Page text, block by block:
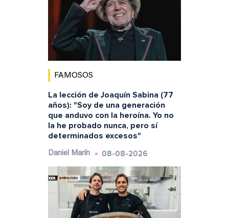
FAMOSOS
La lección de Joaquín Sabina (77
años): "Soy de una generación
que anduvo con la heroína. Yo no
la he probado nunca, pero sí
determinados excesos"
Daniel Marín 08-08-2026